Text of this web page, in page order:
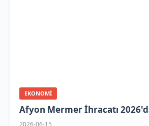
EKONOMI
Afyon Mermer İhracatı
2026-06-15